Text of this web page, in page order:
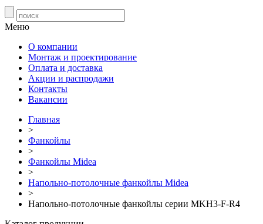
Меню
О компании
Монтаж и проектирование
Оплата и доставка
Акции и распродажи
Контакты
Вакансии
Главная
>
Фанкойлы
>
Фанкойлы Midea
>
Напольно-потолочные фанкойлы Midea
>
Напольно-потолочные фанкойлы серии MKH3-F-R4